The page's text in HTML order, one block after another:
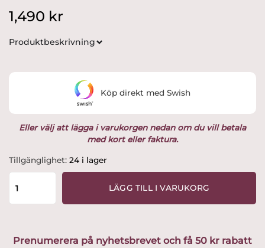
1,490 kr
Produktbeskrivning
Eller välj att lägga i varukorgen nedan om du vill betala
med kort eller faktura.
Tillgänglighet: 24 i lager
Rörstrand
-
Blå-
Design
LÄGG TILL I VARUKORG
Köp direkt med Swish
Prenumerera på nyhetsbrevet och få 50 kr rabatt